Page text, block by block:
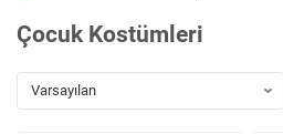
Çocuk Kostümleri